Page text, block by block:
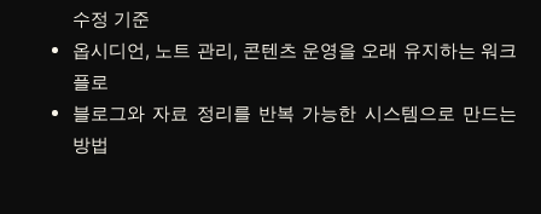
수정 기준
옵시디언, 노트 관리, 콘텐츠 운영을 오래 유지하는 워크
플로
블로그와 자료 정리를 반복 가능한 시스템으로 만드는
방법